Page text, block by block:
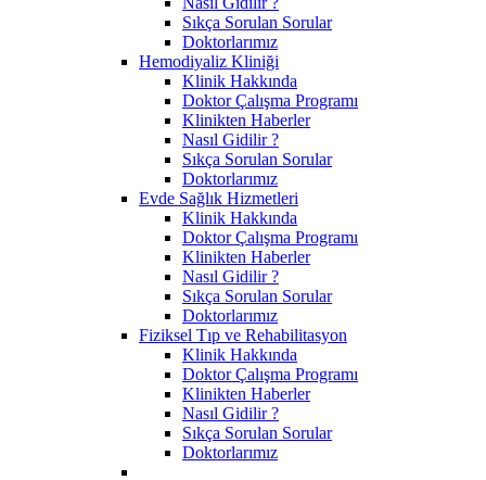
Sıkça Sorulan Sorular
Doktorlarımız
Hemodiyaliz Kliniği
Klinik Hakkında
Doktor Çalışma Programı
Klinikten Haberler
Nasıl Gidilir ?
Sıkça Sorulan Sorular
Doktorlarımız
Evde Sağlık Hizmetleri
Klinik Hakkında
Doktor Çalışma Programı
Klinikten Haberler
Nasıl Gidilir ?
Sıkça Sorulan Sorular
Doktorlarımız
Fiziksel Tıp ve Rehabilitasyon
Klinik Hakkında
Doktor Çalışma Programı
Klinikten Haberler
Nasıl Gidilir ?
Sıkça Sorulan Sorular
Doktorlarımız